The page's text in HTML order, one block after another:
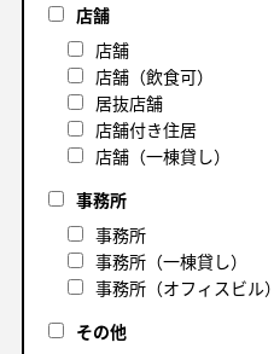
店舗
店舗
店舗（飲食可）
居抜店舗
店舗付き住居
店舗（一棟貸し）
事務所
事務所
事務所（一棟貸し）
事務所（オフィスビル）
その他